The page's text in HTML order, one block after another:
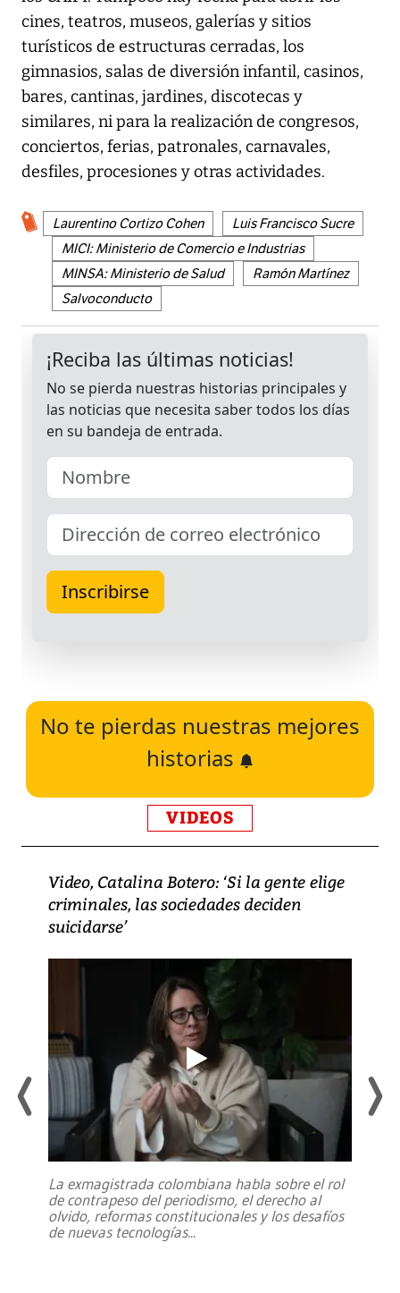
cines, teatros, museos, galerías y sitios
turísticos de estructuras cerradas, los
gimnasios, salas de diversión infantil, casinos,
bares, cantinas, jardines, discotecas y
similares, ni para la realización de congresos,
conciertos, ferias, patronales, carnavales,
desfiles, procesiones y otras actividades.
Laurentino Cortizo Cohen
Luis Francisco Sucre
MICI: Ministerio de Comercio e Industrias
MINSA: Ministerio de Salud
Ramón Martínez
Salvoconducto
No te pierdas nuestras mejores
historias
VIDEOS
Video, Catalina Botero: ‘Si la gente elige
criminales, las sociedades deciden
suicidarse’
La exmagistrada colombiana habla sobre el rol
de contrapeso del periodismo, el derecho al
olvido, reformas constitucionales y los desafíos
de nuevas tecnologías...